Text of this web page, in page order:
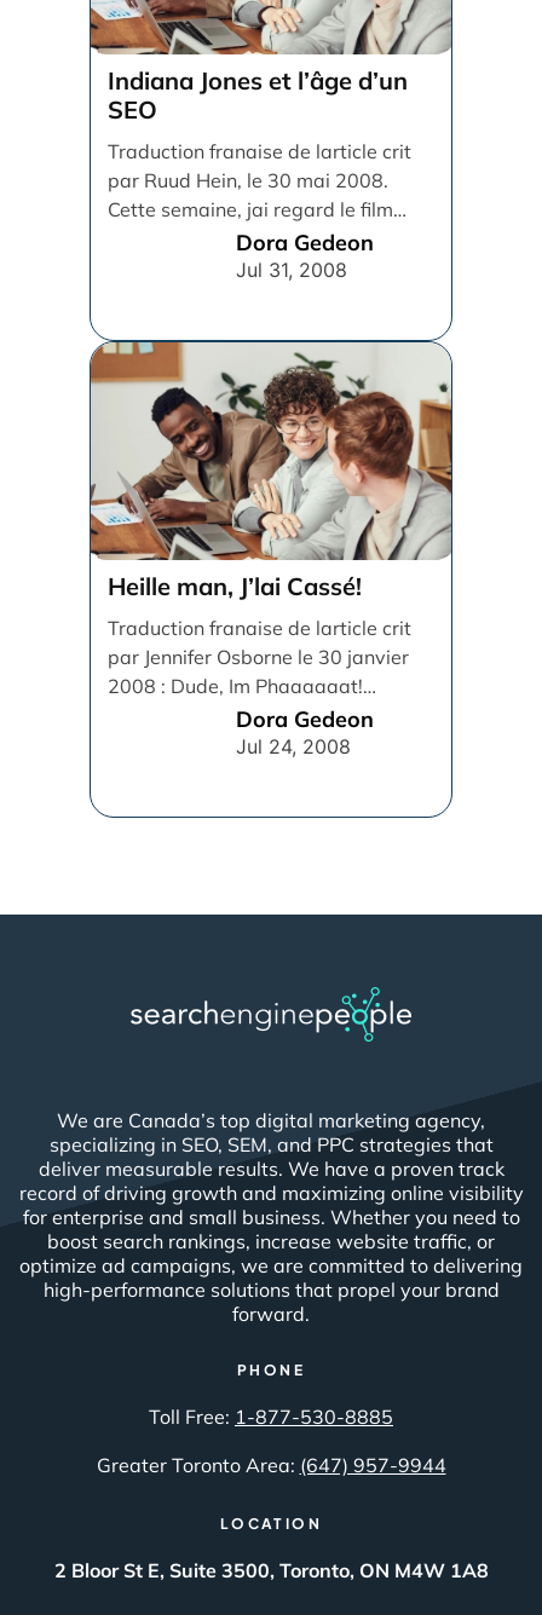
Indiana Jones et l’âge d’un
SEO
Traduction franaise de larticle crit
par Ruud Hein, le 30 mai 2008.
Cette semaine, jai regard le film
"INDIANA JONES [...]Dora Gedeon
Jul 31, 2008
Heille man, J’lai Cassé!
Traduction franaise de larticle crit
par Jennifer Osborne le 30 janvier
2008 : Dude, Im Phaaaaaat!
Lorsque jtais enfant, on [...]
Dora Gedeon
Jul 24, 2008
We are Canada’s top digital marketing agency,
specializing in SEO, SEM, and PPC strategies that
deliver measurable results. We have a proven track
record of driving growth and maximizing online visibility
for enterprise and small business. Whether you need to
boost search rankings, increase website traffic, or
optimize ad campaigns, we are committed to delivering
high-performance solutions that propel your brand
forward.
PHONE
Toll Free: 1-877-530-8885
Greater Toronto Area: (647) 957-9944
LOCATION
2 Bloor St E, Suite 3500, Toronto, ON M4W 1A8